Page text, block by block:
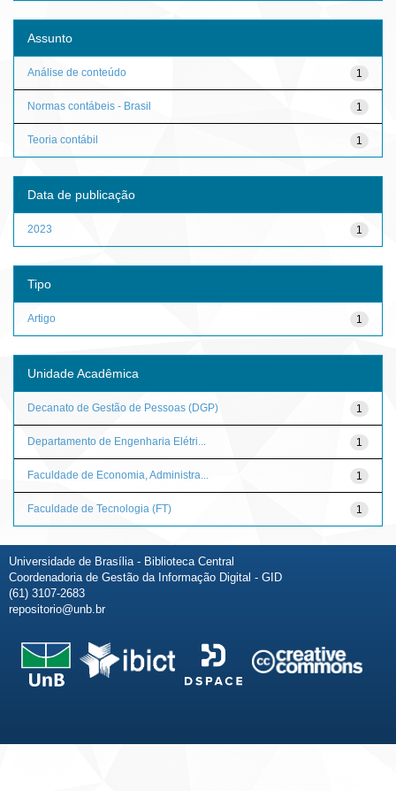
Assunto
1
Análise de conteúdo
1
Normas contábeis - Brasil
1
Teoria contábil
Data de publicação
1
2023
Tipo
1
Artigo
Unidade Acadêmica
1
Decanato de Gestão de Pessoas (DGP)
1
Departamento de Engenharia Elétri...
1
Faculdade de Economia, Administra...
1
Faculdade de Tecnologia (FT)
Universidade de Brasília - Biblioteca Central
Coordenadoria de Gestão da Informação Digital - GID
(61) 3107-2683
repositorio@unb.br